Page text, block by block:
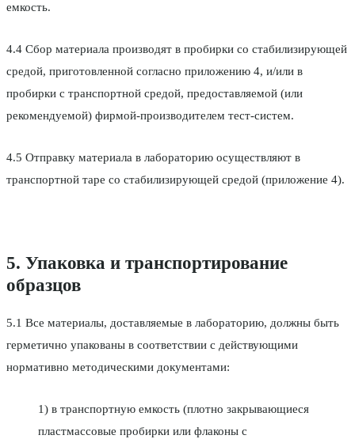
емкость.
4.4 Сбор материала производят в пробирки со стабилизирующей
средой, приготовленной согласно приложению 4, и/или в
пробирки с транспортной средой, предоставляемой (или
рекомендуемой) фирмой-производителем тест-систем.
4.5 Отправку материала в лабораторию осуществляют в
транспортной таре со стабилизирующей средой (приложение 4).
5. Упаковка и транспортирование
образцов
5.1 Все материалы, доставляемые в лабораторию, должны быть
герметично упакованы в соответствии с действующими
нормативно методическими документами:
1) в транспортную емкость (плотно закрывающиеся
пластмассовые пробирки или флаконы с